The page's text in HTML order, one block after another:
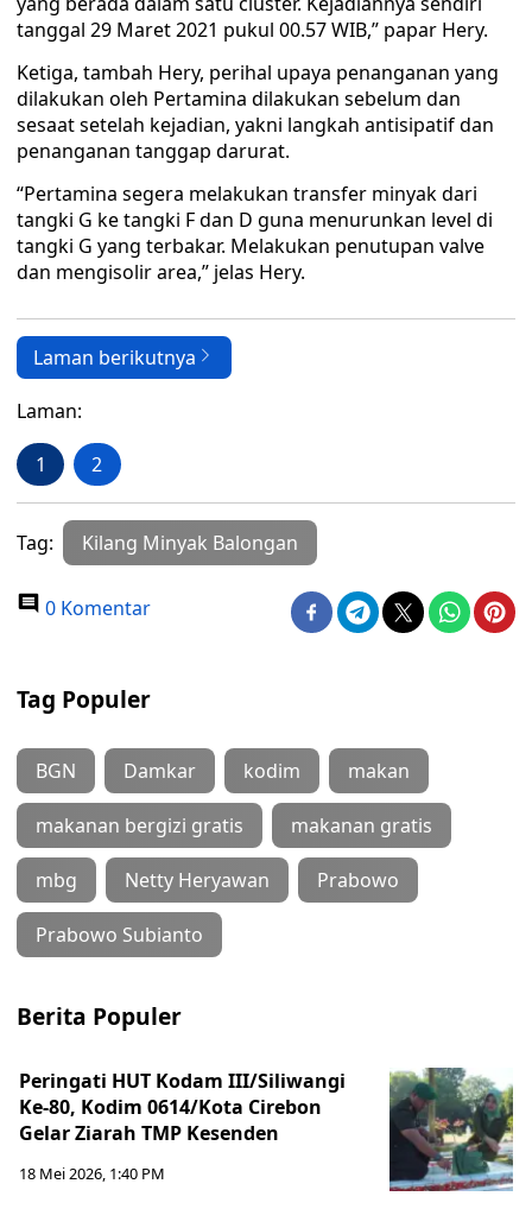
tanggal 29 Maret 2021 pukul 00.57 WIB,” papar Hery.
Ketiga, tambah Hery, perihal upaya penanganan yang
dilakukan oleh Pertamina dilakukan sebelum dan
sesaat setelah kejadian, yakni langkah antisipatif dan
penanganan tanggap darurat.
“Pertamina segera melakukan transfer minyak dari
tangki G ke tangki F dan D guna menurunkan level di
tangki G yang terbakar. Melakukan penutupan valve
dan mengisolir area,” jelas Hery.
Laman berikutnya
Laman:
1 2
Tag: Kilang Minyak Balongan
0 Komentar
Tag Populer
BGN Damkar kodim makan
makanan bergizi gratis makanan gratis
mbg Netty Heryawan Prabowo
Prabowo Subianto
Berita Populer
Peringati HUT Kodam III/Siliwangi
Ke-80, Kodim 0614/Kota Cirebon
Gelar Ziarah TMP Kesenden
18 Mei 2026, 1:40 PM